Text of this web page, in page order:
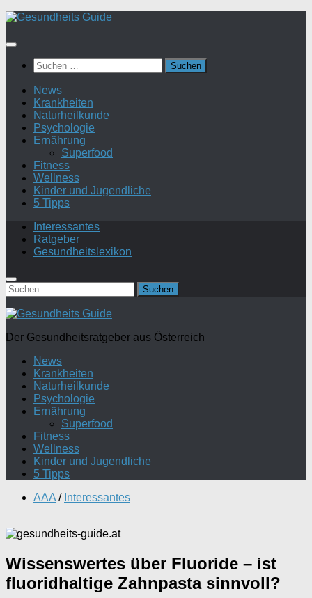
Suchen
nach:
News
Krankheiten
Naturheilkunde
Psychologie
Ernährung
Superfood
Fitness
Wellness
Kinder und Jugendliche
5 Tipps
Interessantes
Ratgeber
Gesundheitslexikon
Suchen
nach:
Der Gesundheitsratgeber aus Österreich
News
Krankheiten
Naturheilkunde
Psychologie
Ernährung
Superfood
Fitness
Wellness
Kinder und Jugendliche
5 Tipps
AAA / Interessantes
Wissenswertes über Fluoride – ist
fluoridhaltige Zahnpasta sinnvoll?